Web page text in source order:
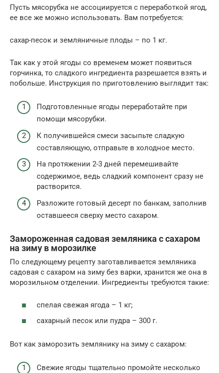
Пусть мясорубка не ассоциируется с переработкой ягод,
ее все же можно использовать. Вам потребуется:
сахар-песок и земляничные плоды – по 1 кг.
Так как у этой ягоды со временем может появиться
горчинка, то сладкого ингредиента разрешается взять и
побольше. Инструкция по приготовлению выглядит так:
Подготовленные ягоды переработайте при
помощи мясорубки.
К получившейся смеси засыпьте сладкую
составляющую, отправьте в холодное место.
На протяжении 2-3 дней перемешивайте
содержимое, ведь сладкий компонент сразу не
растворится.
Разложите готовый десерт по банкам, заполнив
оставшееся сверху место сахаром.
Замороженная садовая земляника с сахаром
на зиму в морозилке
По следующему рецепту заготавливается земляника
садовая с сахаром на зиму без варки, хранится же она в
морозильном отделении. Ингредиенты требуются такие:
спелая свежая ягода – 1 кг;
сахарный песок или пудра – 300 г.
Вот как заморозить землянику на зиму с сахаром:
Свежие ягоды тщательно промойте несколько